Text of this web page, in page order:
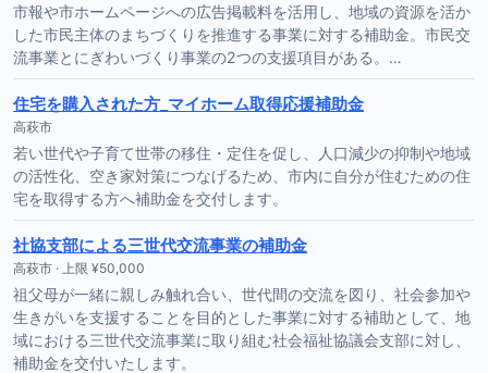
市報や市ホームページへの広告掲載料を活用し、地域の資源を活か
した市民主体のまちづくりを推進する事業に対する補助金。市民交
流事業とにぎわいづくり事業の2つの支援項目がある。…
住宅を購入された方_マイホーム取得応援補助金
高萩市
若い世代や子育て世帯の移住・定住を促し、人口減少の抑制や地域
の活性化、空き家対策につなげるため、市内に自分が住むための住
宅を取得する方へ補助金を交付します。
社協支部による三世代交流事業の補助金
高萩市 · 上限 ¥50,000
祖父母が一緒に親しみ触れ合い、世代間の交流を図り、社会参加や
生きがいを支援することを目的とした事業に対する補助として、地
域における三世代交流事業に取り組む社会福祉協議会支部に対し、
補助金を交付いたします。